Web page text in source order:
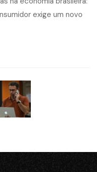
exige um novo